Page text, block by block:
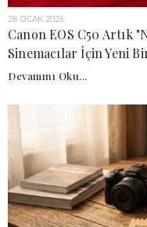
28 OCAK 2026
Canon EOS C50 Artık
Sinemacılar İçin Yeni
Devamını Oku...